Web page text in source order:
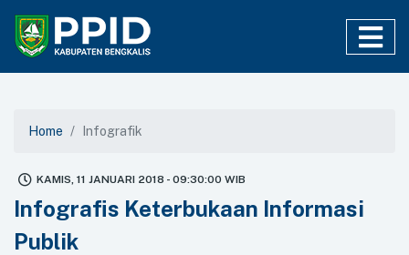
Home Infografik
KAMIS, 11 JANUARI 2018 - 09:30:00 WIB
Infografis Keterbukaan Informasi
Publik